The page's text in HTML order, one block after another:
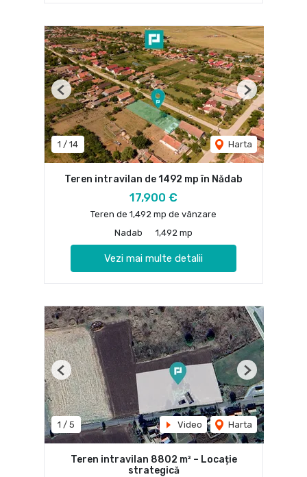
1 / 14 Harta
Previous Next
Teren intravilan de 1492 mp în Nădab
17,900 €
Teren de 1,492 mp de vânzare
Nadab
1,492 mp
Vezi mai multe detalii
1 / 5 Video Harta
Previous Next
Teren intravilan 8802 m² – Locație
strategică